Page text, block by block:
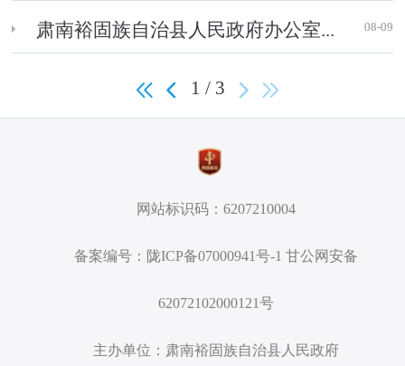
肃南裕固族自治县人民政府办公室... 08-09
1 / 3
网站标识码：6207210004
备案编号：陇ICP备07000941号-1 甘公网安备
62072102000121号
主办单位：肃南裕固族自治县人民政府